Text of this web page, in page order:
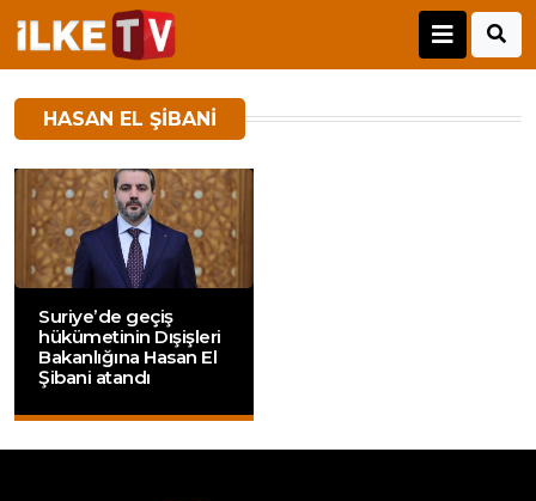
HASAN EL ŞIBANI
Suriye’de geçiş
hükümetinin Dışişleri
Bakanlığına Hasan El
Şibani atandı